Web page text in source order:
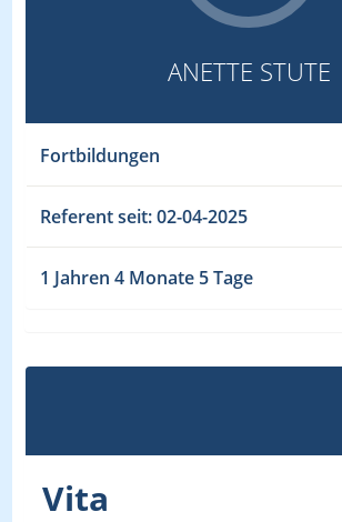
ANETTE STUTE
Fortbildungen
Referent seit: 02-04-2025
1 Jahren 4 Monate 5 Tage
Vita